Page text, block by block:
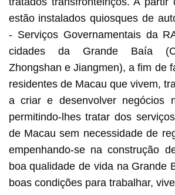
estão instalados quiosques de
- Serviços Governamentais da
cidades da Grande Baía
Zhongshan e Jiangmen), a fim de
residentes de Macau que vivem,
a criar e desenvolver negócios
permitindo-lhes tratar dos
de Macau sem necessidade de
empenhando-se na construção
boa qualidade de vida na Grande
boas condições para trabalhar,